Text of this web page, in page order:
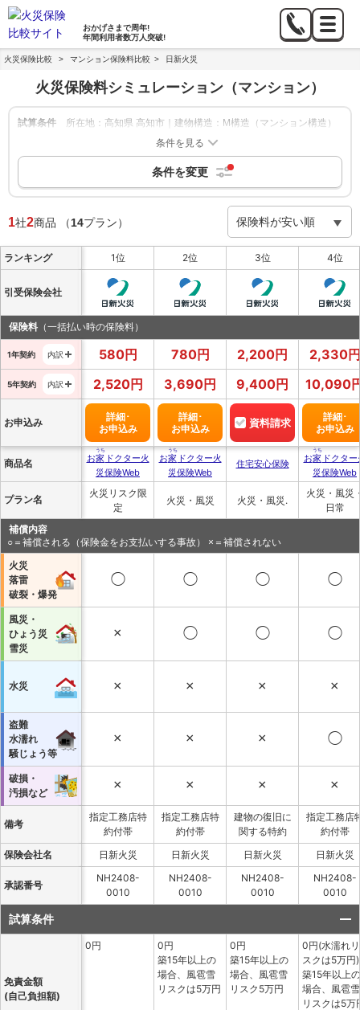
おかげさまで周年!
年間利用者数万人突破!
火災保険比較 > マンション保険料比較 > 日新火災
火災保険料シミュレーション （マンション）
試算条件
所在地：高知県 高知市｜建物構造：M構造（マンション構造）
｜築年数：新築｜建物の保険金額：2,000万円｜家財補償：-｜
地震保険：なし
保険期間：1年,5年| 保険会社：日新火災
条件を見る
条件を変更
1社2商品 （14プラン）
ランキング 1位 2位 3位 4位
引受保険会社
保険料 （一括払い時の保険料）
1年契約 内訳 580円 780円 2,200円 2,330円
5年契約 内訳 2,520円 3,690円 9,400円 10,090
お申込み
詳細･
お申込み
詳細･
お申込み
資料請求
詳細･
お申込み
商品名 お家
うち
ドクター火
災保険Web
お家
うち
ドクター火
災保険Web
住宅安心保険 お家
うち
ドクター
災保険Web
プラン名
火災リスク限
定
火災・風災 火災・風災.
火災・風災
日常
補償内容
○＝補償される（保険金をお支払いする事故） ×＝補償されない
火災
落雷
破裂・爆発
◯ ◯ ◯ ◯
風災・
ひょう災
雪災
× ◯ ◯ ◯
水災 × × × ×
盗難
水濡れ
騒じょう等
× × × ◯
破損・
汚損など
× × × ×
備考
指定工務店特
約付帯
指定工務店特
約付帯
建物の復旧に
関する特約
指定工務店
約付帯
保険会社名
日新火災 日新火災 日新火災 日新火災
承認番号
NH2408-
0010
NH2408-
0010
NH2408-
0010
NH2408-
0010
試算条件
免責金額
(自己負担額)
0円
0円
築15年以上の
場合、風雹雪
リスクは5万円
0円
築15年以上の
場合、風雹雪
リスク5万円
0円(水濡れリ
スクは5万円)
築15年以上の
場合、風雹雪
リスクは5万